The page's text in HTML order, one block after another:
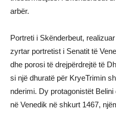
arbër.
Portreti i Skënderbeut,
zyrtar portretist i Senatit të
dhe porosi të drejpërdrejtë të
si një dhuratë për KryeTrimin
nderimi. Dy protagonistët
në Venedik në shkurt 1467,